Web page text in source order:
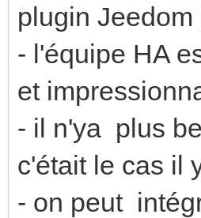
plugin Jeedom
- l'équipe HA
et
- il n'ya plus
c'était le cas il
- on peut